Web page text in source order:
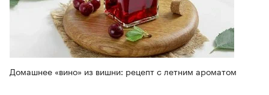
Домашнее «вино» из вишни: рецепт с летним ароматом